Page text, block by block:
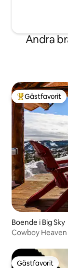
Andra
Populär
Gästfavorit
Boende i Big Sky
Cowboy
Gästfavorit